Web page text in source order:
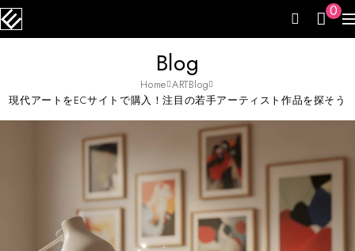
0
Blog
Home ARTBlog
現代アートをECサイトで購入！注目の若手アーティスト作品を探そう